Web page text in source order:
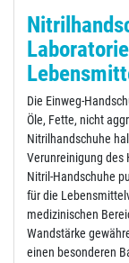
Die Einweg-
Öle, Fette, nicht
Nitrilhandschuhe
Verunreinigung des
Nitril-Handschuhe
für die
medizinischen
Wandstärke
einen besonderen